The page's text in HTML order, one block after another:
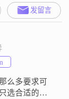
发留言
么多要求可
选合适的，